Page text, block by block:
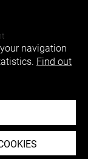
navigation
Find out